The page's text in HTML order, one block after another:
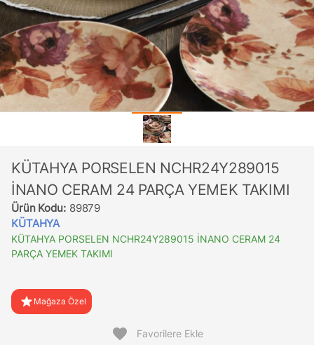
KÜTAHYA PORSELEN NCHR24Y289015
İNANO CERAM 24 PARÇA YEMEK TAKIMI
Ürün Kodu: 89879
KÜTAHYA
KÜTAHYA PORSELEN NCHR24Y289015 İNANO CERAM 24
PARÇA YEMEK TAKIMI
star Mağaza Özel
favorite Favorilere Ekle